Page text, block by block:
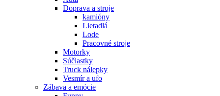
Doprava a stroje
kamióny
Lietadlá
Lode
Pracovné stroje
Motorky
Súčiastky
Truck nálepky
Vesmír a ufo
Zábava a emócie